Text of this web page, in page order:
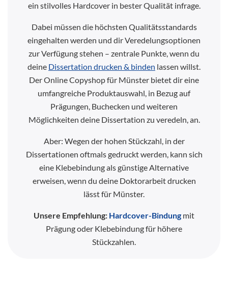
ein stilvolles Hardcover in bester Qualität infrage.
Dabei müssen die höchsten Qualitätsstandards
eingehalten werden und dir Veredelungsoptionen
zur Verfügung stehen – zentrale Punkte, wenn du
deine Dissertation drucken & binden lassen willst.
Der Online Copyshop für Münster bietet dir eine
umfangreiche Produktauswahl, in Bezug auf
Prägungen, Buchecken und weiteren
Möglichkeiten deine Dissertation zu veredeln, an.
Aber: Wegen der hohen Stückzahl, in der
Dissertationen oftmals gedruckt werden, kann sich
eine Klebebindung als günstige Alternative
erweisen, wenn du deine Doktorarbeit drucken
lässt für Münster.
Unsere Empfehlung: Hardcover-Bindung mit
Prägung oder Klebebindung für höhere
Stückzahlen.